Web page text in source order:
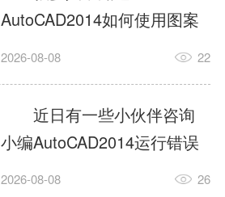
AutoCAD2014如何使用图案
填充?今日为你们带来的文章
用图案填充的内容，还有不
清楚小伙伴和小编一起去学
习一下吧。1.打开
AutoCAD2014这款软件，进
2026-08-08 22
近日有一些小伙伴咨询
小编AutoCAD2014运行错误
怎么办?下面就为大家带来了
2026-08-08 26